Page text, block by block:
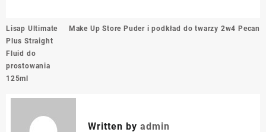
Nawigacja
wpisu
Lisap Ultimate
Plus Straight
Fluid do
prostowania
125ml
Make Up Store Puder i podkład do twarzy 2w4 Pecan
Written by admin